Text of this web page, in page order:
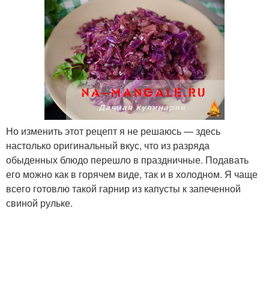
Но изменить этот рецепт я не решаюсь — здесь
настолько оригинальный вкус, что из разряда
обыденных блюдо перешло в праздничные. Подавать
его можно как в горячем виде, так и в холодном. Я чаще
всего готовлю такой гарнир из капусты к запеченной
свиной рульке.